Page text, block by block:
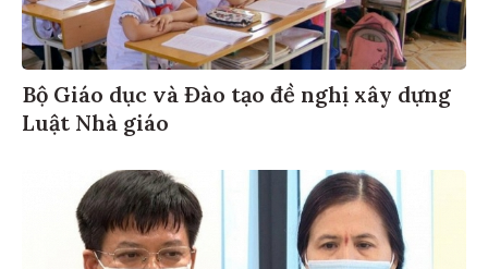
Bộ Giáo dục và Đào tạo đề nghị xây dựng
Luật Nhà giáo